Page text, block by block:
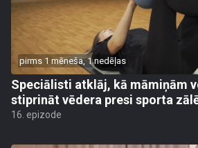
pirms 1 mēneša, 1 nedēļas
Speciālisti atklāj, kā māmiņām
stiprināt vēdera presi sporta
16. epizode